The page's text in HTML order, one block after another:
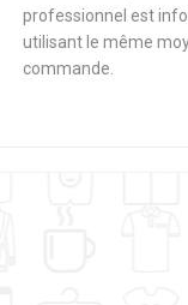
professionnel est
utilisant le même
commande.